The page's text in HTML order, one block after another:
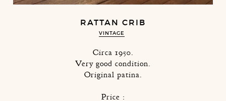
RATTAN CRIB
VINTAGE
Circa 1950.
Very good condition.
Original patina.
Price :